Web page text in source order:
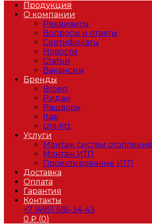
Продукция
О компании
Реквизиты
Вопросы и ответы
Сертификаты
Новости
Статьи
Вакансии
Бренды
Broen
Ридан
Рашворк
Itap
Uni-fitt
Услуги
Монтаж систем отопления
Монтаж ИТП
Проектирование ИТП
Доставка
Оплата
Гарантия
Контакты
+7 (495) 565-34-43
0 ₽ (0)